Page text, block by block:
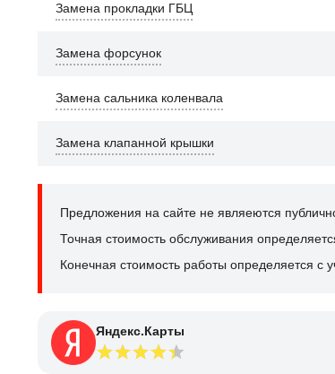
Замена прокладки ГБЦ
Замена форсунок
Замена сальника коленвала
Замена клапанной крышки
Предложения на сайте не являеются
Точная стоимость обслуживания
Конечная стоимость работы определяется с
Яндекс.Карты